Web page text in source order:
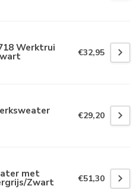
Werktrui €32,95
€29,20
met
Zwart €51,30